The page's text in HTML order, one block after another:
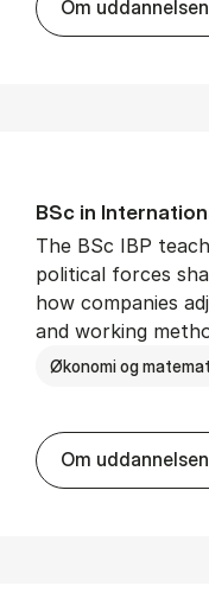
Om uddannelsen
BSc in
The BSc IBP
political forces
how companies
and working
Økonomi og
Om uddannelsen